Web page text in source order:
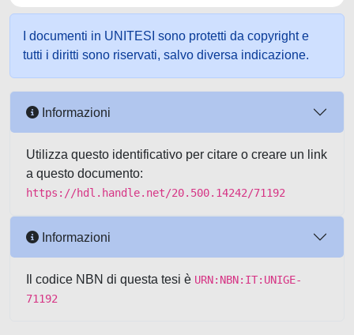
I documenti in UNITESI sono protetti da copyright e
tutti i diritti sono riservati, salvo diversa indicazione.
Informazioni
Utilizza questo identificativo per citare o creare un link
a questo documento:
https://hdl.handle.net/20.500.14242/71192
Informazioni
Il codice NBN di questa tesi è URN:NBN:IT:UNIGE-
71192